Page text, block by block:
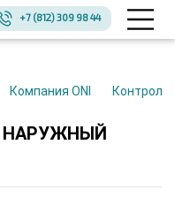
+7 (812) 309 98 44
Компания ONI
НАРУЖНЫЙ